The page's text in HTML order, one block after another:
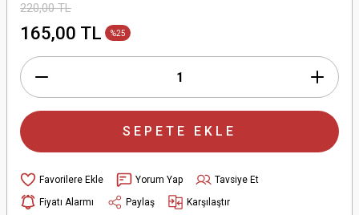
220,00 TL
165,00 TL %25
SEPETE EKLE
Yorum Yap
Tavsiye Et
Fiyatı Alarmı
Paylaş Karşılaştır